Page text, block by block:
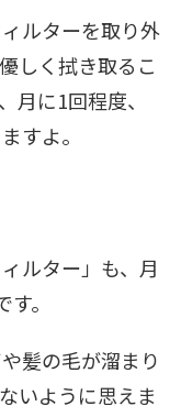
ルターを取り外
しく拭き取るこ
月に1回程度、
すよ。
ルター」も、月
。
髪の毛が溜まり
いように思えま